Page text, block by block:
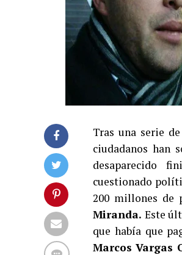
Tras una serie
ciudadanos han
desaparecido
cuestionado
200 millones de
Miranda. Este
que había que
Marcos Vargas